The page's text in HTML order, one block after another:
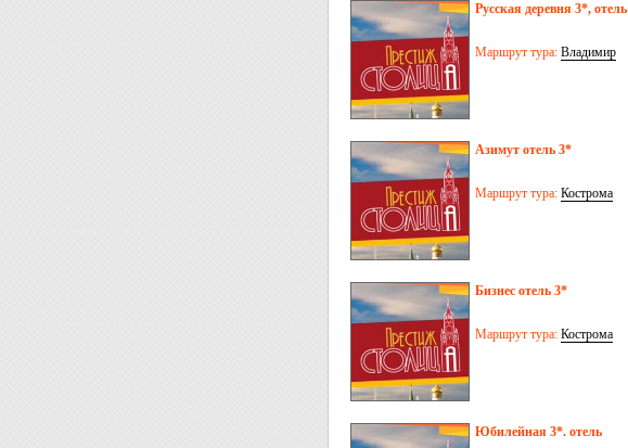
Русская деревня 3*, отель
Маршрут тура: Владимир
Азимут отель 3*
Маршрут тура: Кострома
Бизнес отель 3*
Маршрут тура: Кострома
Юбилейная 3*. отель